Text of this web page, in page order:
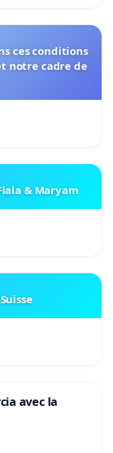
ces conditions
notre cadre de
& Maryam
avec la